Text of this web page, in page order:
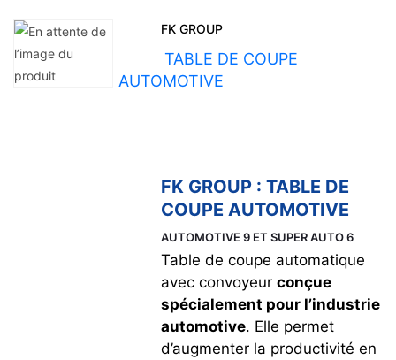
FK GROUP
UGS :TABLE DE COUPE
AUTOMOTIVE
FK GROUP : TABLE DE
COUPE AUTOMOTIVE
AUTOMOTIVE 9 ET SUPER AUTO 6
Table de coupe automatique
avec convoyeurconçue
spécialement pour l’industrie
automotive. Elle permet
d’augmenter la productivité en